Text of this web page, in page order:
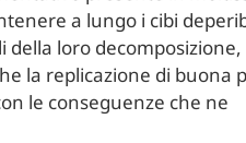
a lungo i cibi
della loro decomposizione,
la replicazione di buona
le conseguenze che ne